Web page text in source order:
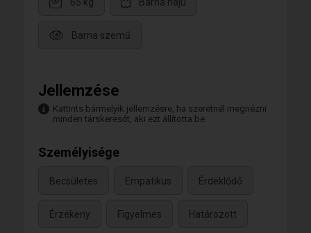
Barna szemű
Jellemzése
Kattints bármelyik jellemzésre, ha szeretnél megnézni
minden társkeresőt, aki ezt állította be.
Személyisége
Becsületes Empatikus Érdeklődő
Érzékeny Figyelmes Határozott